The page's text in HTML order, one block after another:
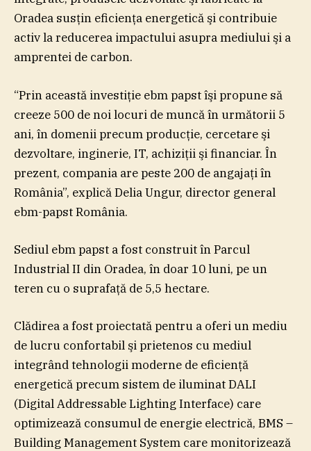
Oradea susţin eficienţa energetică şi contribuie
activ la reducerea impactului asupra mediului şi a
amprentei de carbon.
“Prin această investiţie ebm papst îşi propune să
creeze 500 de noi locuri de muncă în următorii 5
ani, în domenii precum producţie, cercetare şi
dezvoltare, inginerie, IT, achiziţii şi financiar. În
prezent, compania are peste 200 de angajaţi în
România”, explică Delia Ungur, director general
ebm-papst România.
Sediul ebm papst a fost construit în Parcul
Industrial II din Oradea, în doar 10 luni, pe un
teren cu o suprafaţă de 5,5 hectare.
Clădirea a fost proiectată pentru a oferi un mediu
de lucru confortabil şi prietenos cu mediul
integrând tehnologii moderne de eficienţă
energetică precum sistem de iluminat DALI
(Digital Addressable Lighting Interface) care
optimizează consumul de energie electrică, BMS –
Building Management System care monitorizează